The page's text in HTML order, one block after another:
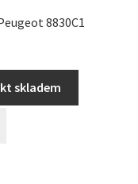
8830C1
skladem